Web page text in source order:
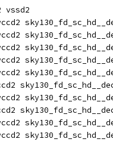
vssd2